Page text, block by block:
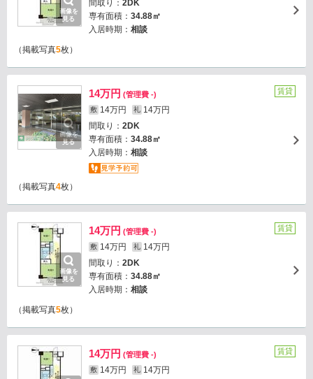
画像を
見る
間取り： 2DK
専有面積： 34.88㎡
入居時期： 相談
（掲載写真5枚）
画像を
見る
14万円 (管理費 -)
敷 14万円 礼 14万円
間取り： 2DK
専有面積： 34.88㎡
入居時期： 相談
賃貸
（掲載写真4枚）
画像を
見る
14万円 (管理費 -)
敷 14万円 礼 14万円
間取り： 2DK
専有面積： 34.88㎡
入居時期： 相談
賃貸
（掲載写真5枚）
14万円 (管理費 -)
敷 14万円 礼 14万円
賃貸